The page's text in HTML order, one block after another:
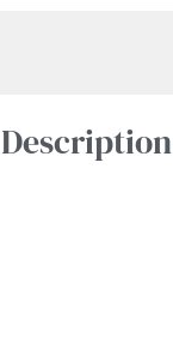
Description